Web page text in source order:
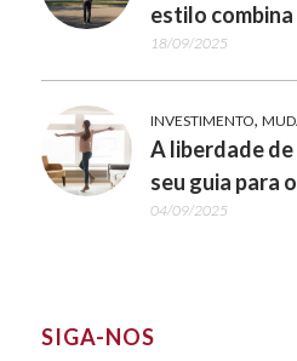
estilo combina
18/09/2025
INVESTIMENTO,
A liberdade
seu guia para
04/09/2025
SIGA-NOS